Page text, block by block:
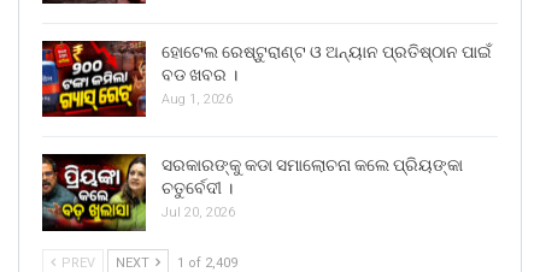
ହୋଟେଲ ରେଷ୍ଟୁରାଣ୍ଟ ଓ ଅନ୍ୟାନ ପ୍ରତିଷ୍ଠାନ ପାଇଁ
ବଡ ଖବର ।
Aug 1, 2026
ସରକାରଙ୍କୁ କଡା ସମାଲୋଚନା କଲେ ପ୍ରିୟଙ୍କା
ଚତୁର୍ବେଦୀ ।
Jul 20, 2026
PREV NEXT 1 of 2,409